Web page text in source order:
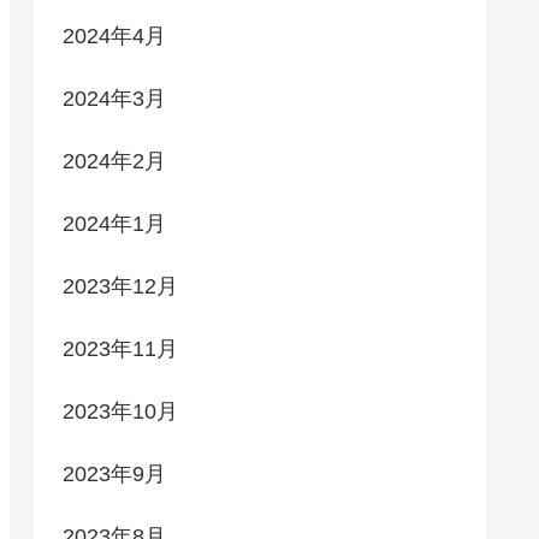
2024年4月
2024年3月
2024年2月
2024年1月
2023年12月
2023年11月
2023年10月
2023年9月